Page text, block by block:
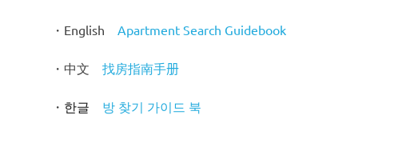
・English Apartment Search Guidebook
・中文找房指南手册
・ 한글 방 찾기 가이드 북